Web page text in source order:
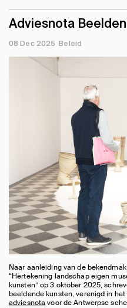
Adviesnota
08 Dec 2025 Beleid
Naar aanleiding van de
“Hertekening landschap eigen
kunsten” op 3 oktober 2025,
beeldende kunsten, verenigd in
adviesnota voor de Antwerpse